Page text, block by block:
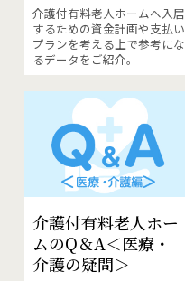
介護付有料老人ホームへ入居
するための資金計画や支払い
プランを考える上で参考にな
るデータをご紹介。
介護付有料老人ホー
ムのQ＆A＜医療・
介護の疑問＞